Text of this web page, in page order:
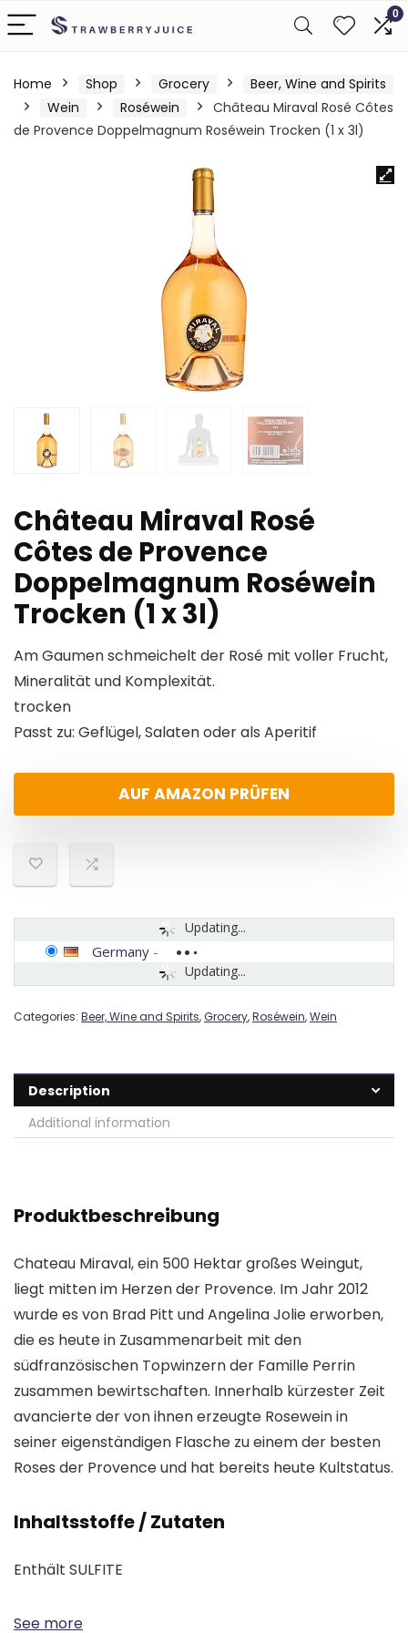
0
Home Shop Grocery
Beer, Wine and Spirits
Wein
Roséwein
Château Miraval Rosé Côtes
de Provence Doppelmagnum Roséwein Trocken (1 x 3l)
Château Miraval Rosé
Côtes de Provence
Doppelmagnum Roséwein
Trocken (1 x 3l)
Am Gaumen schmeichelt der Rosé mit voller Frucht,
Mineralität und Komplexität.
trocken
Passt zu: Geflügel, Salaten oder als Aperitif
AUF AMAZON PRÜFEN
Updating...
Updating...
Germany -
Categories: Beer, Wine and Spirits,Grocery,Roséwein,Wein
Description
Additional information
Produktbeschreibung
Chateau Miraval, ein 500 Hektar großes Weingut,
liegt mitten im Herzen der Provence. Im Jahr 2012
wurde es von Brad Pitt und Angelina Jolie erworben,
die es heute in Zusammenarbeit mit den
südfranzösischen Topwinzern der Famille Perrin
zusammen bewirtschaften. Innerhalb kürzester Zeit
avancierte der von ihnen erzeugte Rosewein in
seiner eigenständigen Flasche zu einem der besten
Roses der Provence und hat bereits heute Kultstatus.
Inhaltsstoffe / Zutaten
Enthält SULFITE
See more